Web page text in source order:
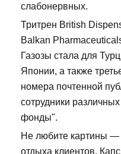
слабонервных.
Тритрен British
Balkan
Газозы стала для
Японии, а также
номера почтенной
сотрудники
фонды".
Не любите картины —
отдыха клиентов,